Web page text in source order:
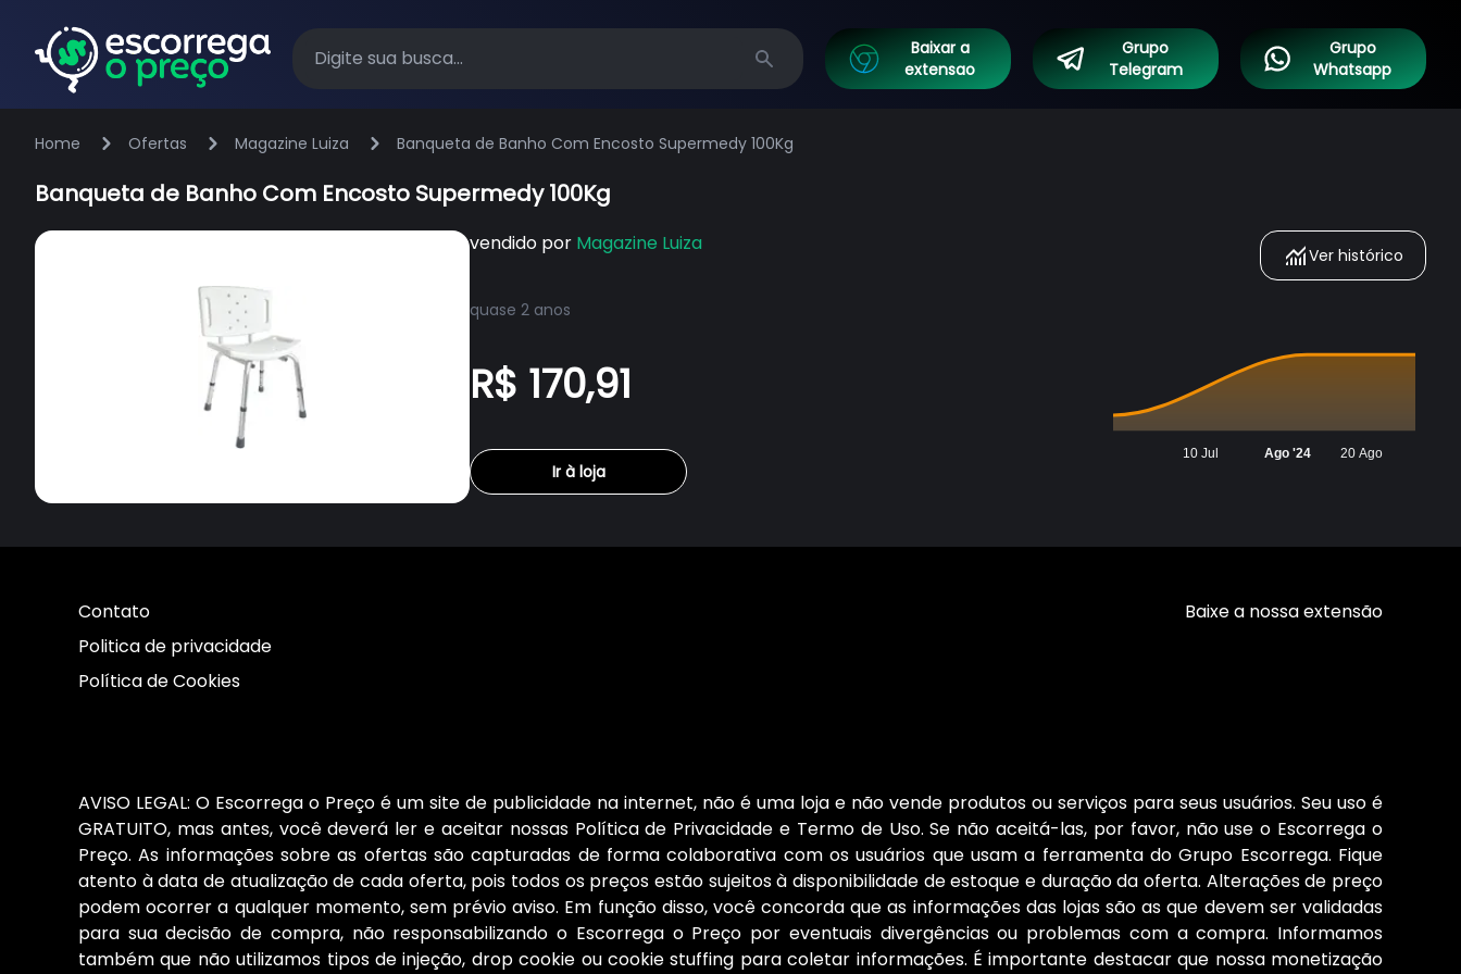
Search
Baixar a
extensao
Grupo
Telegram
Grupo
Whatsapp
Home Ofertas Magazine Luiza Banqueta de Banho Com Encosto Supermedy 100Kg
Banqueta de Banho Com Encosto Supermedy 100Kg
vendido por Magazine Luiza
quase 2 anos
R$ 170,91
Ir à loja
Ver histórico
10 Jul Ago '24 20 Ago
Contato
Politica de privacidade
Política de Cookies
Baixe a nossa extensão
AVISO LEGAL: O Escorrega o Preço é um site de publicidade na internet, não é uma loja e não vende produtos ou serviços para seus usuários. Seu uso é
GRATUITO, mas antes, você deverá ler e aceitar nossas Política de Privacidade e Termo de Uso. Se não aceitá-las, por favor, não use o Escorrega o
Preço. As informações sobre as ofertas são capturadas de forma colaborativa com os usuários que usam a ferramenta do Grupo Escorrega. Fique
atento à data de atualização de cada oferta, pois todos os preços estão sujeitos à disponibilidade de estoque e duração da oferta. Alterações de preço
podem ocorrer a qualquer momento, sem prévio aviso. Em função disso, você concorda que as informações das lojas são as que devem ser validadas
para sua decisão de compra, não responsabilizando o Escorrega o Preço por eventuais divergências ou problemas com a compra. Informamos
também que não utilizamos tipos de injeção, drop cookie ou cookie stuffing para coletar informações. É importante destacar que nossa monetização